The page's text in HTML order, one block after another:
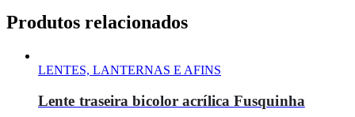
Produtos relacionados
LENTES, LANTERNAS E AFINS
Lente traseira bicolor acrílica Fusquinha